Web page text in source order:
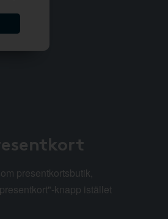
presentkortsbutik,
knapp istället